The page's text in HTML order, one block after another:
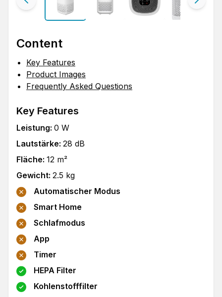
Content
Key Features
Product Images
Frequently Asked Questions
Key Features
Leistung: 0 W
Lautstärke: 28 dB
Fläche: 12 m²
Gewicht: 2.5 kg
Automatischer Modus
Smart Home
Schlafmodus
App
Timer
HEPA Filter
Kohlenstofffilter